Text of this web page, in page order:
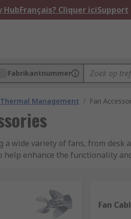
HubFrançais? Cliquer iciSupport
Fabrikantnummer
Thermal Management / Fan
a wide variety of fans, from
help enhance the functionality
and equipment Fan